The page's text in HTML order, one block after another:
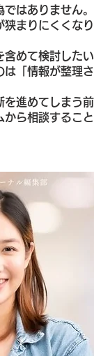
はありません
まりにくくな
めて検討した
「情報が整理
進めてしまう
ら相談するこ